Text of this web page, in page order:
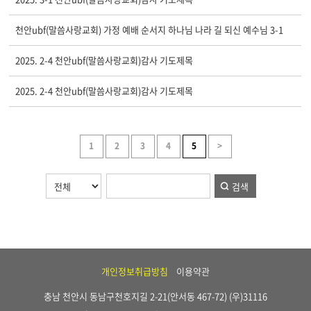
천안ubf(말씀사랑교회) 가정 예배 순서지 하나님 나라 길 되신 예수님 3-1
2025. 2-4 천안ubf(말씀사랑교회)감사 기도제목
2025. 2-4 천안ubf(말씀사랑교회)감사 기도제목
1 2 3 4 5 >
검색
개인정보취급방침
이용약관
충남 천안시 동남구천호지길 2-21(안서동 467-72) (우)31116